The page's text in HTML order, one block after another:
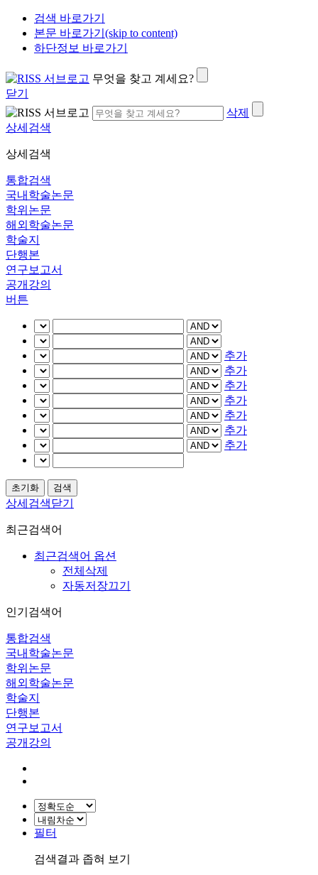
검색 바로가기
본문 바로가기(skip to content)
하단정보 바로가기
무엇을 찾고 계세요?
닫기
삭제
상세검색
상세검색
통합검색
국내학술논문
학위논문
해외학술논문
학술지
단행본
연구보고서
공개강의
버튼
추가
추가
추가
추가
추가
추가
추가
상세검색닫기
최근검색어
최근검색어 옵션
전체삭제
자동저장끄기
인기검색어
통합검색
국내학술논문
학위논문
해외학술논문
학술지
단행본
연구보고서
공개강의
필터
검색결과 좁혀 보기